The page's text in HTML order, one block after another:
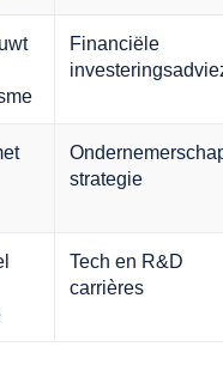
Financiële
strategie
Tech en R&D
carrières